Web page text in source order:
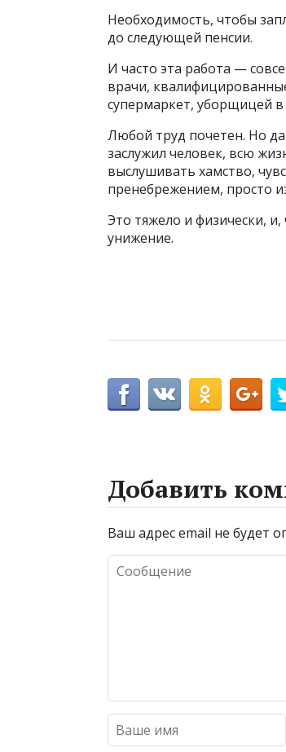
Необходимость, чтобы
до следующей пенсии.
И часто эта работа —
врачи,
супермаркет, уборщицей
Любой труд почетен. Но
заслужил человек, всю
выслушивать хамство,
пренебрежением, просто
Это тяжело и физически,
унижение.
Добавить
Ваш адрес email не будет